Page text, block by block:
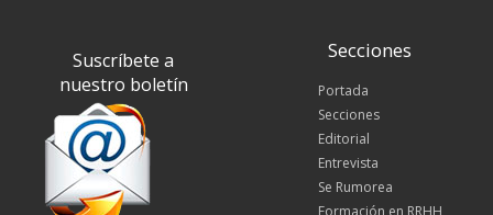
Suscríbete a
nuestro boletín
Secciones
Portada
Secciones
Editorial
Entrevista
Se Rumorea